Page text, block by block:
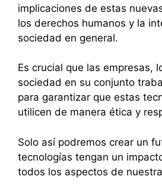
implicaciones de estas
los derechos humanos y la
sociedad en general.
Es crucial que las empresas,
sociedad en su conjunto
para garantizar que estas
utilicen de manera ética y
Solo así podremos crear un
tecnologías tengan un
todos los aspectos de